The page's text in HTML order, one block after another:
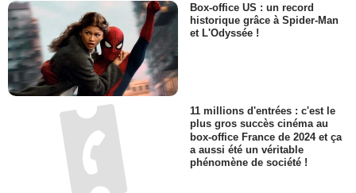
Box-office US : un record
historique grâce à Spider-Man
et L'Odyssée !
11 millions d'entrées : c'est le
plus gros succès cinéma au
box-office France de 2024 et ça
a aussi été un véritable
phénomène de société !